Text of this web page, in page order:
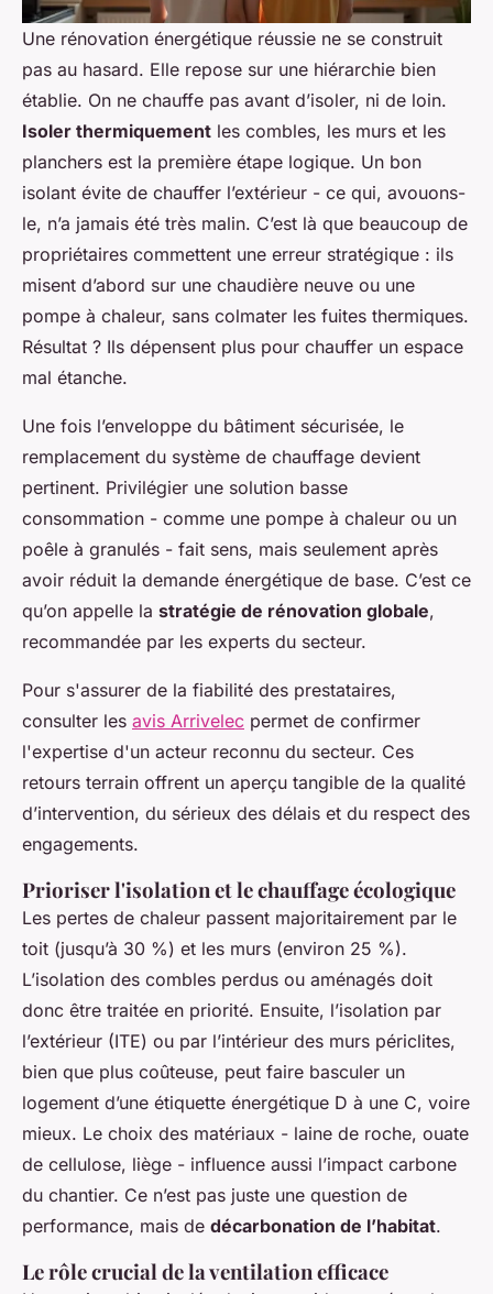
Une rénovation énergétique réussie ne se construit
pas au hasard. Elle repose sur une hiérarchie bien
établie. On ne chauffe pas avant d’isoler, ni de loin.
Isoler thermiquement les combles, les murs et les
planchers est la première étape logique. Un bon
isolant évite de chauffer l’extérieur - ce qui, avouons-
le, n’a jamais été très malin. C’est là que beaucoup de
propriétaires commettent une erreur stratégique : ils
misent d’abord sur une chaudière neuve ou une
pompe à chaleur, sans colmater les fuites thermiques.
Résultat ? Ils dépensent plus pour chauffer un espace
mal étanche.
Une fois l’enveloppe du bâtiment sécurisée, le
remplacement du système de chauffage devient
pertinent. Privilégier une solution basse
consommation - comme une pompe à chaleur ou un
poêle à granulés - fait sens, mais seulement après
avoir réduit la demande énergétique de base. C’est ce
qu’on appelle la stratégie de rénovation globale,
recommandée par les experts du secteur.
Pour s'assurer de la fiabilité des prestataires,
consulter les avis Arrivelec permet de confirmer
l'expertise d'un acteur reconnu du secteur. Ces
retours terrain offrent un aperçu tangible de la qualité
d’intervention, du sérieux des délais et du respect des
engagements.
Prioriser l'isolation et le chauffage écologique
Les pertes de chaleur passent majoritairement par le
toit (jusqu’à 30 %) et les murs (environ 25 %).
L’isolation des combles perdus ou aménagés doit
donc être traitée en priorité. Ensuite, l’isolation par
l’extérieur (ITE) ou par l’intérieur des murs périclites,
bien que plus coûteuse, peut faire basculer un
logement d’une étiquette énergétique D à une C, voire
mieux. Le choix des matériaux - laine de roche, ouate
de cellulose, liège - influence aussi l’impact carbone
du chantier. Ce n’est pas juste une question de
performance, mais de décarbonation de l’habitat.
Le rôle crucial de la ventilation efficace